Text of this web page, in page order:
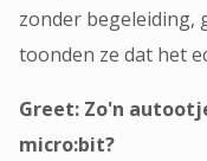
zonder begeleiding,
toonden ze dat het
Greet: Zo'n
micro:bit?